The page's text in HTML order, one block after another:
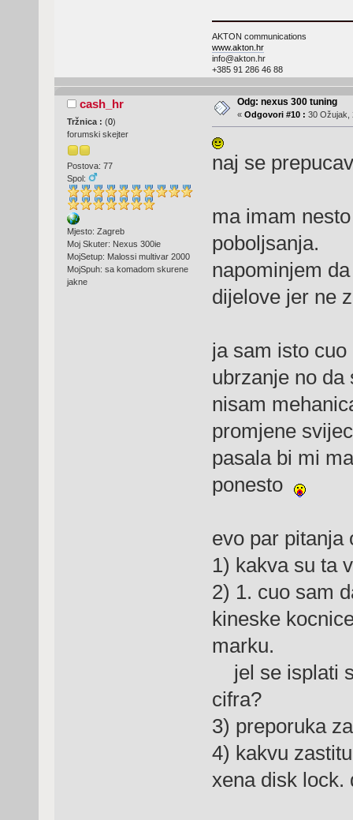
AKTON communications
www.akton.hr
info@akton.hr
+385 91 286 46 88
cash_hr
Tržnica : (0)
forumski skejter
Postova: 77
Spol:
Mjesto: Zagreb
Moj Skuter: Nexus 300ie
MojSetup: Malossi multivar 2000
MojSpuh: sa komadom skurene
jakne
Odg: nexus 300 tuning
« Odgovori #10 : 30 Ožujak,
naj se
ma imam
poboljsanja.
napominjem
dijelove jer ne
ja sam isto
ubrzanje no da
nisam
promjene
pasala bi mi
ponesto
evo par pitanja
1) kakva su ta
2) 1. cuo sam
kineske
marku.
jel se isplati
cifra?
3) preporuka
4) kakvu
xena disk lock.